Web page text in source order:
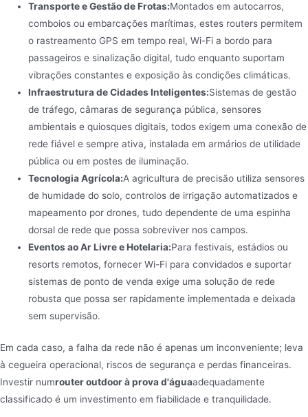
Transporte e Gestão de Frotas:Montados em autocarros,
comboios ou embarcações marítimas, estes routers permitem
o rastreamento GPS em tempo real, Wi-Fi a bordo para
passageiros e sinalização digital, tudo enquanto suportam
vibrações constantes e exposição às condições climáticas.
Infraestrutura de Cidades Inteligentes:Sistemas de gestão
de tráfego, câmaras de segurança pública, sensores
ambientais e quiosques digitais, todos exigem uma conexão de
rede fiável e sempre ativa, instalada em armários de utilidade
pública ou em postes de iluminação.
Tecnologia Agrícola:A agricultura de precisão utiliza sensores
de humidade do solo, controlos de irrigação automatizados e
mapeamento por drones, tudo dependente de uma espinha
dorsal de rede que possa sobreviver nos campos.
Eventos ao Ar Livre e Hotelaria:Para festivais, estádios ou
resorts remotos, fornecer Wi-Fi para convidados e suportar
sistemas de ponto de venda exige uma solução de rede
robusta que possa ser rapidamente implementada e deixada
sem supervisão.
Em cada caso, a falha da rede não é apenas um inconveniente; leva
à cegueira operacional, riscos de segurança e perdas financeiras.
Investir numrouter outdoor à prova d'águaadequadamente
classificado é um investimento em fiabilidade e tranquilidade.